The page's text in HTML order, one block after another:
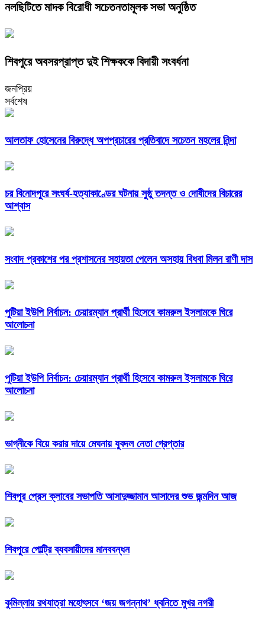
নলছিটিতে মাদক বিরোধী সচেতনতামূলক সভা অনুষ্ঠিত
শিবপুরে অবসরপ্রাপ্ত দুই শিক্ষককে বিদায়ী সংবর্ধনা
জনপ্রিয়
সর্বশেষ
আলতাফ হোসেনের বিরুদ্ধে অপপ্রচারের প্রতিবাদে সচেতন মহলের নিন্দা
চর বিনোদপুরে সংঘর্ষ-হত্যাকাণ্ডের ঘটনায় সুষ্ঠু তদন্ত ও দোষীদের বিচারের
আশ্বাস
সংবাদ প্রকাশের পর প্রশাসনের সহায়তা পেলেন অসহায় বিধবা মিলন রাণী দাস
পুটিয়া ইউপি নির্বাচন: চেয়ারম্যান প্রার্থী হিসেবে কামরুল ইসলামকে ঘিরে
আলোচনা
পুটিয়া ইউপি নির্বাচন: চেয়ারম্যান প্রার্থী হিসেবে কামরুল ইসলামকে ঘিরে
আলোচনা
ভাগ্নীকে বিয়ে করার দায়ে মেঘনায় যুবদল নেতা গ্রেপ্তার
শিবপুর প্রেস ক্লাবের সভাপতি আসাদুজ্জামান আসাদের শুভ জন্মদিন আজ
শিবপুরে পোল্ট্রি ব্যবসায়ীদের মানববন্ধন
কুমিল্লায় রথযাত্রা মহোৎসবে ‘জয় জগন্নাথ’ ধ্বনিতে মুখর নগরী